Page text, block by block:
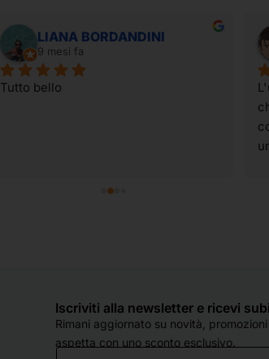
LIANA BORDANDINI
9 mesi fa
Tutto bello
Iscriviti alla newsletter e ricevi
Rimani aggiornato su novità,
aspetta con uno sconto esclusivo.